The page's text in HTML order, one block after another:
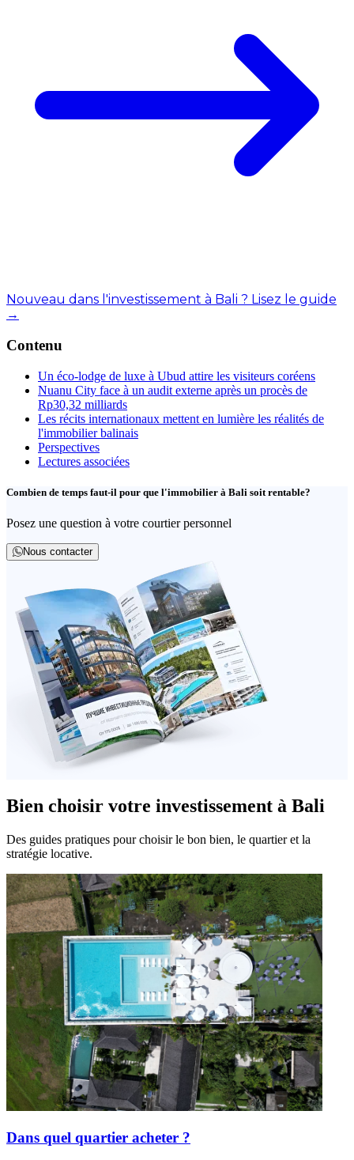
Nouveau dans l'investissement à Bali ? Lisez le guide
→
Contenu
Un éco-lodge de luxe à Ubud attire les visiteurs coréens
Nuanu City face à un audit externe après un procès de
Rp30,32 milliards
Les récits internationaux mettent en lumière les réalités de
l'immobilier balinais
Perspectives
Lectures associées
Combien de temps faut-il pour que l'immobilier à Bali soit rentable?
Posez une question à votre courtier personnel
Nous contacter
Bien choisir votre investissement à Bali
Des guides pratiques pour choisir le bon bien, le quartier et la
stratégie locative.
Dans quel quartier acheter ?